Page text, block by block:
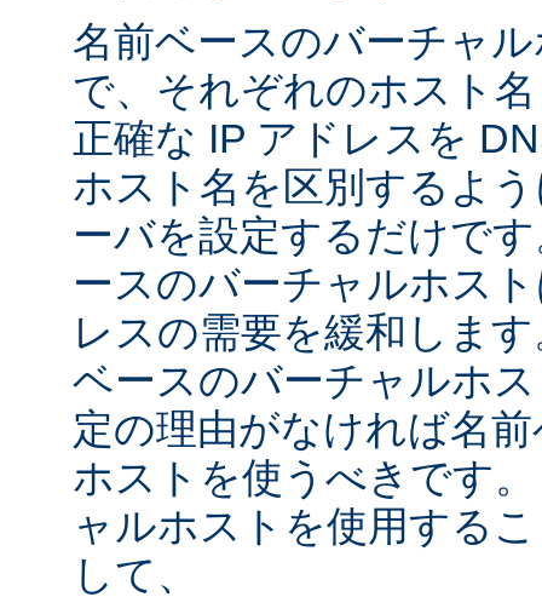
名前ベースのバーチャ
で、それぞれのホスト
正確な IP アドレスを
ホスト名を区別するよ
ーバを設定するだけで
ースのバーチャルホス
レスの需要を緩和しま
ベースのバーチャルホ
定の理由がなければ名
ホストを使うべきです
ャルホストを使用する
して、